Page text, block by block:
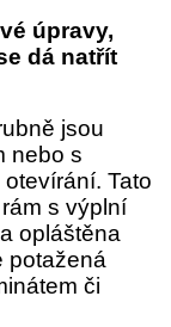
úpravy,
dá natřít
jsou
nebo s
Tato
s výplní
opláštěna
potažená
či